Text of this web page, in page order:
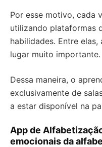
Por esse motivo, cada
utilizando plataformas
habilidades. Entre
lugar muito importante.
Dessa maneira, o
exclusivamente de
a estar disponível na
App de
emocionais da